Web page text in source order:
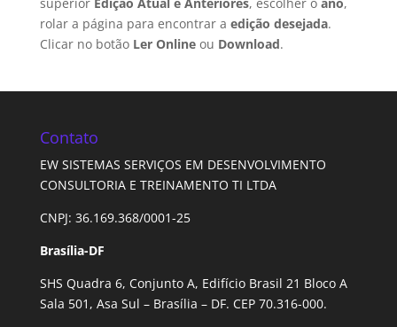
superior Edição Atual e Anteriores, escolher o ano,
rolar a página para encontrar a edição desejada.
Clicar no botão Ler Onlineou Download.
Contato
EW SISTEMAS SERVIÇOS EM DESENVOLVIMENTO
CONSULTORIA E TREINAMENTO TI LTDA
CNPJ: 36.169.368/0001-25
Brasília-DF
SHS Quadra 6, Conjunto A, Edifício Brasil 21 Bloco A
Sala 501, Asa Sul – Brasília – DF. CEP 70.316-000.